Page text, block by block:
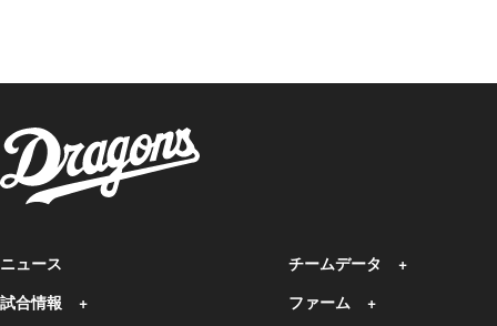
ニュース
試合情報
チームデータ
ファーム